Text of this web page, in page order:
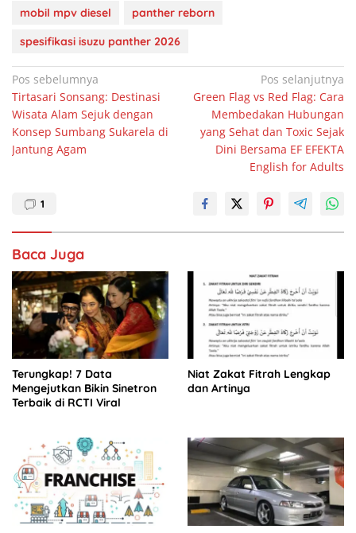
b
o
o
k
A
p
p
dI
n
mobil mpv diesel
panther reborn
spesifikasi isuzu panther 2026
Navigasi
pos
Pos sebelumnya
Tirtasari Sonsang: Destinasi
Wisata Alam Sejuk dengan
Konsep Sumbang Sukarela di
Jantung Agam
Pos selanjutnya
Green Flag vs Red Flag: Cara
Membedakan Hubungan
yang Sehat dan Toxic Sejak
Dini Bersama EF EFEKTA
English for Adults
1
Baca Juga
Terungkap! 7 Data
Mengejutkan Bikin Sinetron
Terbaik di RCTI Viral
Niat Zakat Fitrah Lengkap
dan Artinya